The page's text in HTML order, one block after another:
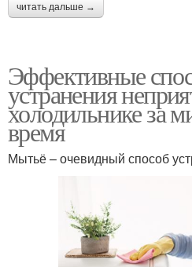
читать дальше →
Эффективные
устранения
холодильнике за
время
Мытьё – очевидный способ